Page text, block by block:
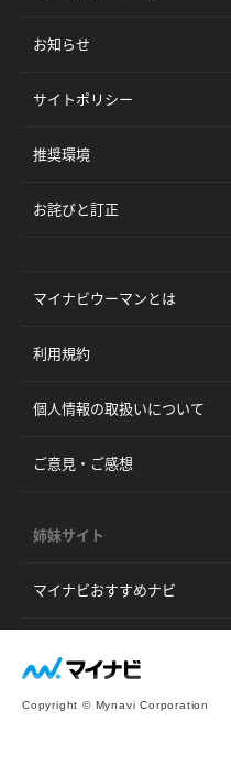
お知らせ
サイトポリシー
推奨環境
お詫びと訂正
マイナビウーマンとは
利用規約
個人情報の取扱いについて
ご意見・ご感想
姉妹サイト
マイナビおすすめナビ
Copyright © Mynavi Corporation